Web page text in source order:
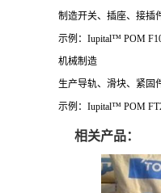
制造开关、插座、接插
示例：Iupital™ POM
机械制造
生产导轨、滑块、紧固
示例：Iupital™ POM
相关产品：